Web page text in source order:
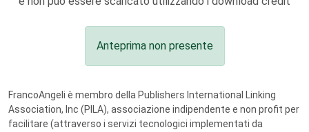
Anteprima non presente
FrancoAngeli è membro della Publishers International Linking
Association, Inc (PILA), associazione indipendente e non profit per
facilitare (attraverso i servizi tecnologici implementati da